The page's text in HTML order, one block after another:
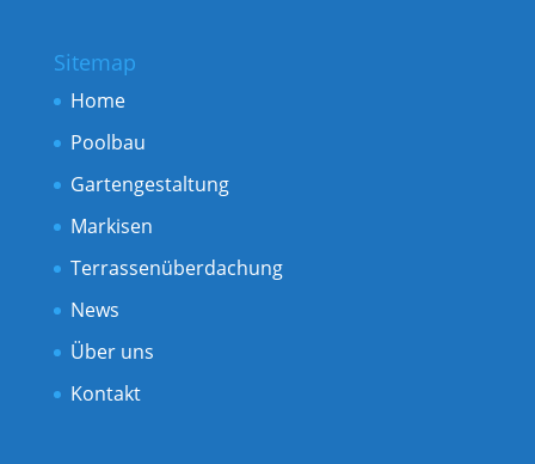
Sitemap
Home
Poolbau
Gartengestaltung
Markisen
Terrassenüberdachung
News
Über uns
Kontakt